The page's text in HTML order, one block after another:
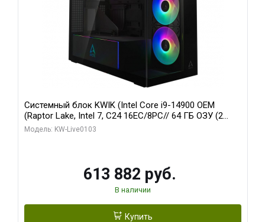
Системный блок KWIK (Intel Core i9-14900 OEM
(Raptor Lake, Intel 7, C24 16EC/8PC// 64 ГБ ОЗУ (2
модуля)/ Afox RTX4090 24GB GDDR6X 384-Bit 3xDP
Модель: KW-Live0103
613 882 руб.
В наличии
Купить